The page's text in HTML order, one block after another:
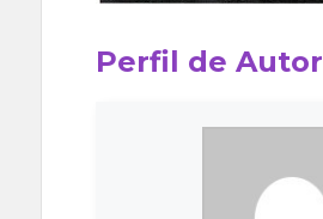
Perfil de Autor